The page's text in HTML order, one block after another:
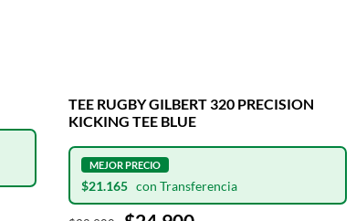
TEE RUGBY GILBERT 320 PRECISION
KICKING TEE BLUE
$21.165